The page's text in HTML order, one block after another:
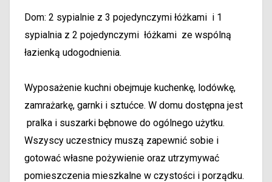
Dom: 2 sypialnie z 3 pojedynczymi łóżkami i 1
sypialnia z 2 pojedynczymi łóżkami ze wspólną
łazienką udogodnienia.
Wyposażenie kuchni obejmuje kuchenkę, lodówkę,
zamrażarkę, garnki i sztućce. W domu dostępna jest
pralka i suszarki bębnowe do ogólnego użytku.
Wszyscy uczestnicy muszą zapewnić sobie i
gotować własne pożywienie oraz utrzymywać
pomieszczenia mieszkalne w czystości i porządku.